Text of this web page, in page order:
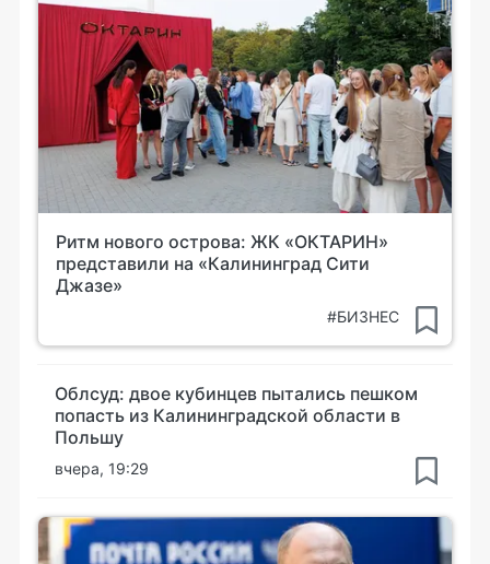
Ритм нового острова: ЖК «ОКТАРИН»
представили на «Калининград Сити
Джазе»
#БИЗНЕС
Облсуд: двое кубинцев пытались пешком
попасть из Калининградской области в
Польшу
вчера, 19:29